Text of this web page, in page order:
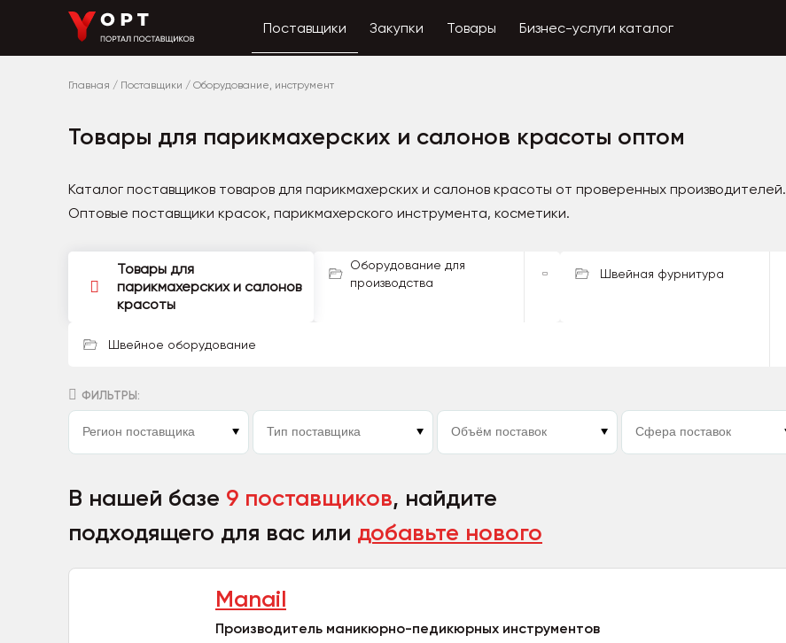
Поставщики Закупки Товары Бизнес-услуги каталог
Главная / Поставщики / Оборудование, инструмент
Товары для парикмахерских и салонов красоты оптом
Каталог поставщиков товаров для парикмахерских и салонов красоты от проверенных производителей.
Оптовые поставщики красок, парикмахерского инструмента, косметики.
Оборудование для
производства
Товары для
парикмахерских и салонов
красоты
Швейная фурнитура
Швейное оборудование
ФИЛЬТРЫ:
В нашей базе 9 поставщиков, найдите
подходящего для вас или добавьте нового
Manail
Производитель маникюрно-педикюрных инструментов